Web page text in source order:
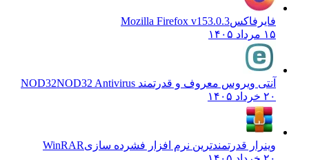
فایرفاکس Mozilla Firefox v153.0.3
آنتی ویروس معروف و قدرتمند NOD32NOD32 Antivirus
وینرار قدرتمندترین نرم افزار فشرده سازی WinRAR